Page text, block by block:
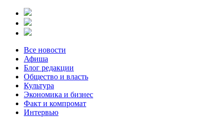
Все новости
Афиша
Блог редакции
Общество и власть
Культура
Экономика и бизнес
Факт и компромат
Интервью